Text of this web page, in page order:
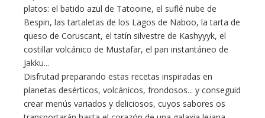
platos: el batido azul de Tatooine, el suflé nube de
Bespin, las tartaletas de los Lagos de Naboo, la tarta de
queso de Coruscant, el tatín silvestre de Kashyyyk, el
costillar volcánico de Mustafar, el pan instantáneo de
Jakku...
Disfrutad preparando estas recetas inspiradas en
planetas desérticos, volcánicos, frondosos... y conseguid
crear menús variados y deliciosos, cuyos sabores os